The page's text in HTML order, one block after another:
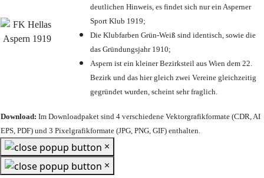
deutlichen Hinweis, es findet sich nur ein Asperner
Sport Klub 1919;
Die Klubfarben Grün-Weiß sind identisch, sowie die
das Gründungsjahr 1910;
Aspern ist ein kleiner Bezirksteil aus Wien dem 22.
Bezirk und das hier gleich zwei Vereine gleichzeitig
gegründet wurden, scheint sehr fraglich.
Download: Im Downloadpaket sind 4 verschiedene Vektorgrafikformate (CDR, AI
EPS, PDF) und 3 Pixelgrafikformate (JPG, PNG, GIF) enthalten.
×
×